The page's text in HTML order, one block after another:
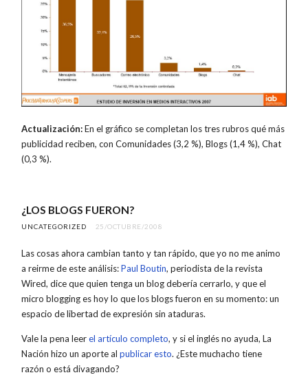
Actualización:En el gráfico se completan los tres rubros qué más
publicidad reciben, con Comunidades (3,2 %), Blogs (1,4 %), Chat
(0,3 %).
¿LOS BLOGS FUERON?
UNCATEGORIZED 25/OCTUBRE/2008
Las cosas ahora cambian tanto y tan rápido, que yo no me animo
a reirme de este análisis:Paul Boutin, periodista de la revista
Wired, dice que quien tenga un blog debería cerrarlo, y que el
micro blogging es hoy lo que los blogs fueron en su momento: un
espacio de libertad de expresión sin ataduras.
Vale la pena leerel artículo completo, y si el inglés no ayuda, La
Nación hizo un aporte alpublicar esto. ¿Este muchacho tiene
razón o está divagando?